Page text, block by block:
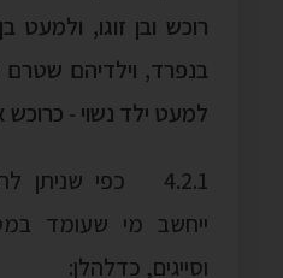
רוכש ובן זוגו, ולמעט
למעט ילד נשוי ‑
4.2.1 כפי
ייחשב מי שעומד
וסייגים, כדלהלן: